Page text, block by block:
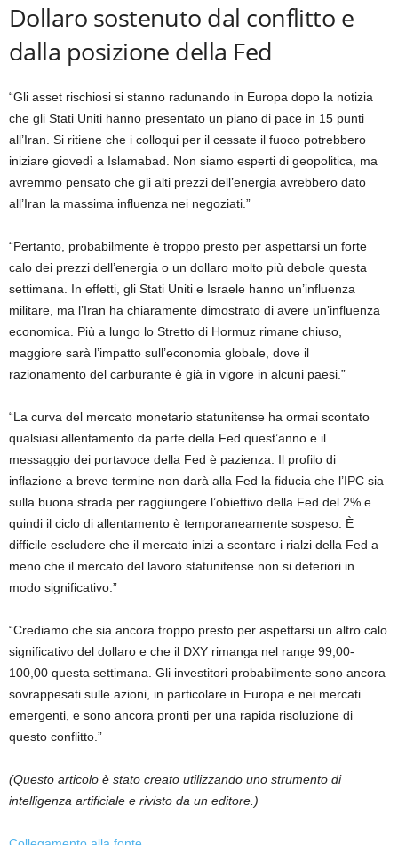
Dollaro sostenuto dal conflitto e
dalla posizione della Fed
“Gli asset rischiosi si stanno radunando in Europa dopo la notizia
che gli Stati Uniti hanno presentato un piano di pace in 15 punti
all’Iran. Si ritiene che i colloqui per il cessate il fuoco potrebbero
iniziare giovedì a Islamabad. Non siamo esperti di geopolitica, ma
avremmo pensato che gli alti prezzi dell’energia avrebbero dato
all’Iran la massima influenza nei negoziati.”
“Pertanto, probabilmente è troppo presto per aspettarsi un forte
calo dei prezzi dell’energia o un dollaro molto più debole questa
settimana. In effetti, gli Stati Uniti e Israele hanno un’influenza
militare, ma l’Iran ha chiaramente dimostrato di avere un’influenza
economica. Più a lungo lo Stretto di Hormuz rimane chiuso,
maggiore sarà l’impatto sull’economia globale, dove il
razionamento del carburante è già in vigore in alcuni paesi.”
“La curva del mercato monetario statunitense ha ormai scontato
qualsiasi allentamento da parte della Fed quest’anno e il
messaggio dei portavoce della Fed è pazienza. Il profilo di
inflazione a breve termine non darà alla Fed la fiducia che l’IPC sia
sulla buona strada per raggiungere l’obiettivo della Fed del 2% e
quindi il ciclo di allentamento è temporaneamente sospeso. È
difficile escludere che il mercato inizi a scontare i rialzi della Fed a
meno che il mercato del lavoro statunitense non si deteriori in
modo significativo.”
“Crediamo che sia ancora troppo presto per aspettarsi un altro calo
significativo del dollaro e che il DXY rimanga nel range 99,00-
100,00 questa settimana. Gli investitori probabilmente sono ancora
sovrappesati sulle azioni, in particolare in Europa e nei mercati
emergenti, e sono ancora pronti per una rapida risoluzione di
questo conflitto.”
(Questo articolo è stato creato utilizzando uno strumento di
intelligenza artificiale e rivisto da un editore.)